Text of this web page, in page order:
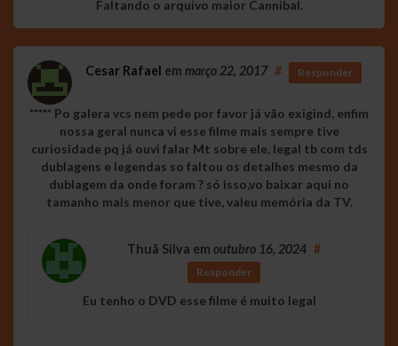
Faltando o arquivo maior Cannibal.
Cesar Rafael em março 22, 2017 # Responder
***** Po galera vcs nem pede por favor já vão exigind, enfim
nossa geral nunca vi esse filme mais sempre tive
curiosidade pq já ouvi falar Mt sobre ele, legal tb com tds
dublagens e legendas so faltou os detalhes mesmo da
dublagem da onde foram ? só isso,vo baixar aqui no
tamanho mais menor que tive, valeu memória da TV.
Thuã Silva em outubro 16, 2024 #
Responder
Eu tenho o DVD esse filme é muito legal